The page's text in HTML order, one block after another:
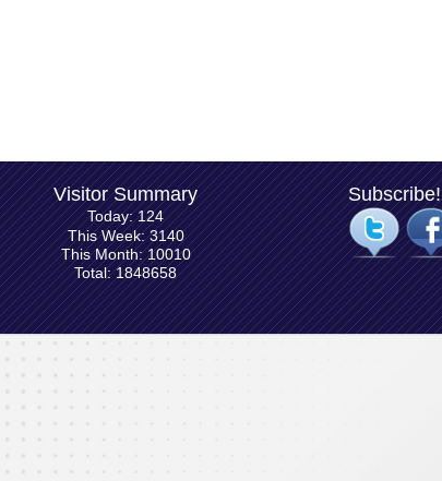
Visitor Summary
Today: 124
This Week: 3140
This Month: 10010
Total: 1848658
Subscribe!